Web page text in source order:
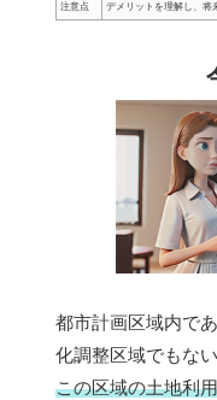
注意点 デメリットを理解し、将
都市計画区域内で
化調整区域でもな
この区域の土地利